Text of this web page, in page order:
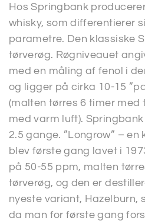
Hos Springbank
whisky, som differentierer
parametre. Den klassiske
tørverøg. Røgniveauet
med en måling af fenol i
og ligger på cirka 10-15
(malten tørres 6 timer med
med varm luft).
2.5 gange. ”Longrow” –
blev første gang lavet i
på 50-55 ppm, malten
tørverøg, og den er
nyeste variant, Hazelburn,
da man for første gang